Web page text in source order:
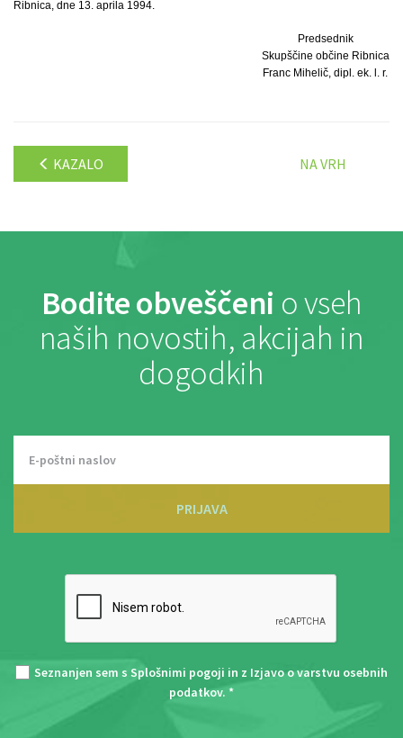
Ribnica, dne 13. aprila 1994.
Predsednik
Skupščine občine Ribnica
Franc Mihelič, dipl. ek. l. r.
KAZALO NA VRH
Bodite obveščeni o vseh
naših novostih, akcijah in
dogodkih
PRIJAVA
Seznanjen sem s Splošnimi pogoji in z Izjavo o varstvu osebnih
podatkov. *